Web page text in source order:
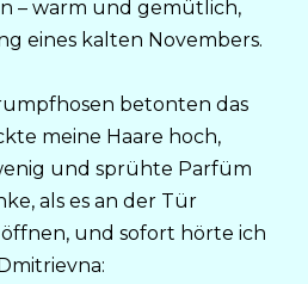
– warm und gemütlich,
eines kalten Novembers.
betonten das
meine Haare hoch,
und sprühte Parfüm
als es an der Tür
und sofort hörte ich